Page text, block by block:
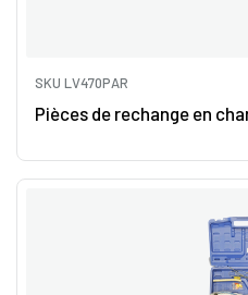
SKU LV470PAR
Pièces de rechange en